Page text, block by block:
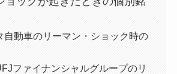
自動車のリーマン・ショック時の
ファイナンシャルグループのリ